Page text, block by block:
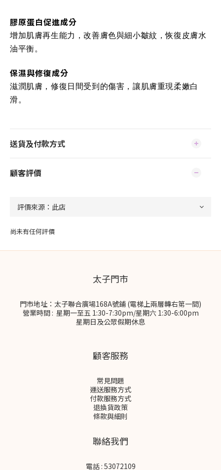
膠原蛋白促進成分
增加肌膚再生能力，改善膚色與細小皺紋，恢復皮膚水
油平衡。
保濕與修復成分
滋潤肌膚，修復日間受到的傷害，讓肌膚重現柔嫩白
滑。
送貨及付款方式
顧客評價
尚未有任何評價
太子門市
門市地址：太子聯合廣場168A號鋪 (電梯上兩層轉右第一間)
營業時間 : 星期一至五 1:30-7:30pm/星期六 1:30-6:00pm
星期日及公眾假期休息
顧客服務
常見問題
運送服務方式
付款服務方式
退換貨政策
條款與細則
聯絡我們
電話 : 53072109